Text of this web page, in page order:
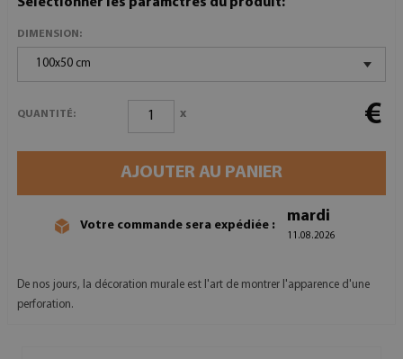
DIMENSION:
100x50 cm
QUANTITÉ: x €
AJOUTER AU PANIER
Votre commande sera expédiée :
mardi
11.08.2026
De nos jours, la décoration murale est l'art de montrer l'apparence d'une
perforation.